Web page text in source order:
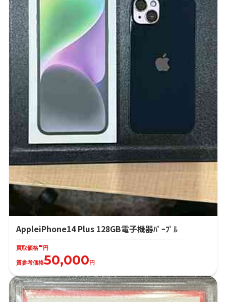
AppleiPhone14 Plus 128GB電子機器ﾊﾟｰﾌﾟﾙ
買取価格-円
質参考価格50,000円